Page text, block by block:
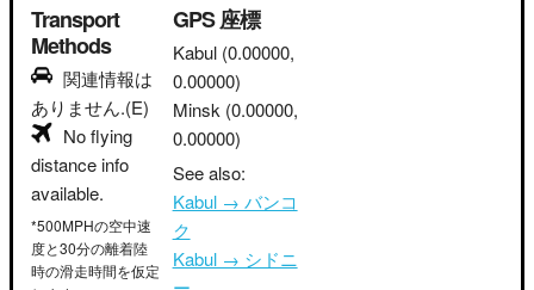
Transport
Methods
関連情報は
ありません.(E)
No flying
distance info
available.
*500MPHの空中速
度と30分の離着陸
時の滑走時間を仮定
GPS 座標
Kabul (0.00000,
0.00000)
Minsk (0.00000,
0.00000)
See also:
Kabul → バンコ
ク
Kabul → シドニ